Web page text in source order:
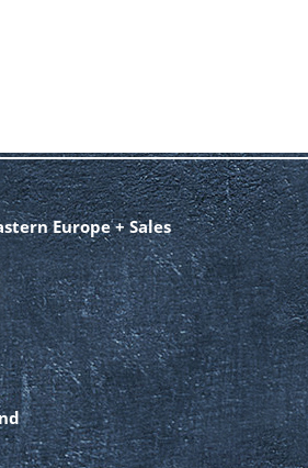
Europe + Sales